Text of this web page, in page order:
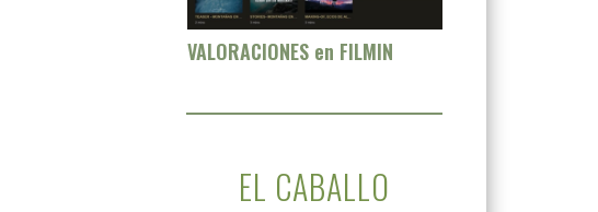
VALORACIONES en FILMIN
EL CABALLO